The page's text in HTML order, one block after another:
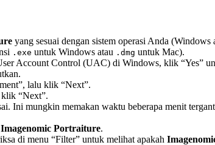
yang sesuai dengan sistem operasi Anda (Windows
.exe untuk Windows atau .dmg untuk Mac).
Account Control (UAC) di Windows, klik “Yes”
lalu klik “Next”.
“Next”.
Ini mungkin memakan waktu beberapa menit
Imagenomic Portraiture.
di menu “Filter” untuk melihat apakah